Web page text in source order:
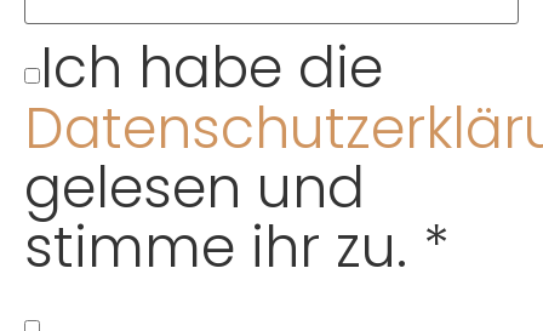
Ich habe die
gelesen und
stimme ihr zu. *